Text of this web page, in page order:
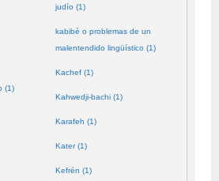
(1)
judío (1)
kabibé o problemas de un
malentendido lingüístico (1)
Kachef (1)
Kahwedji-bachi (1)
Karafeh (1)
Kater (1)
Kefrén (1)